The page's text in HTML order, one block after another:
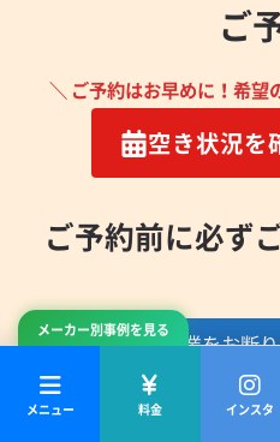
メーカー別事例を見る
メニュー 料金 インスタ
ご
＼ ご予約はお早めに！希望
空き状況を
ご予約前に必ず
作業をお断
水に弱い壁材の場合